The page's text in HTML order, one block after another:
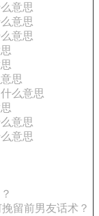
意思
意思
意思
思
么意思
意思
意思
留前男友话术？